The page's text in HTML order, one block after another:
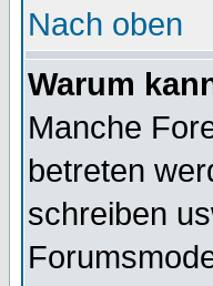
Nach oben
Warum
Manche
betreten
schreiben